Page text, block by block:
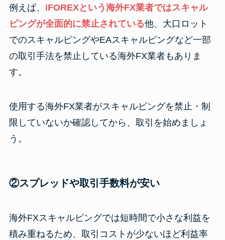
例えば、 iFOREXという海外FX業者ではスキャル
ピングが全面的に禁止されている他、大口ロット
でのスキャルピングやEAスキャルピングなど一部
の取引手法を禁止している海外FX業者もありま
す。
使用する海外FX業者がスキャルピングを禁止・制
限していないか確認してから、取引を始めましょ
う。
②スプレッドや取引手数料が安い
海外FXスキャルピングでは短時間で小さな利益を
積み重ねるため、取引コストが少ないほど利益率